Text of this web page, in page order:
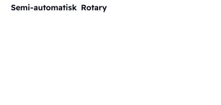
Semi-automatisk Rotary